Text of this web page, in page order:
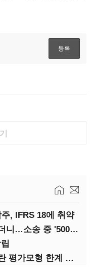
, IFRS 18에 취약
(단독)법원엔 "가치 0원"이라더니…소송 중 '500원 유증' 강행한 라인게임즈
(단독)한공회, 'CB 뻥튀기' 논란 평가모형 한계 인정…당국 방관 속 장부 왜곡 수두룩